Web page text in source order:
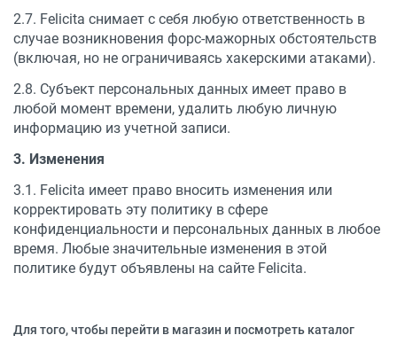
2.7. Felicita снимает с себя любую ответственность в
случае возникновения форс-мажорных обстоятельств
(включая, но не ограничиваясь хакерскими атаками).​
2.8. Субъект персональных данных имеет право в
любой момент времени, удалить любую личную
информацию из учетной записи.
3. Изменения
3.1. Felicita имеет право вносить изменения или
корректировать эту политику в сфере
конфиденциальности и персональных данных в любое
время. Любые значительные изменения в этой
политике будут объявлены на сайте Felicita.
Для того, чтобы перейти в магазин и посмотреть каталог